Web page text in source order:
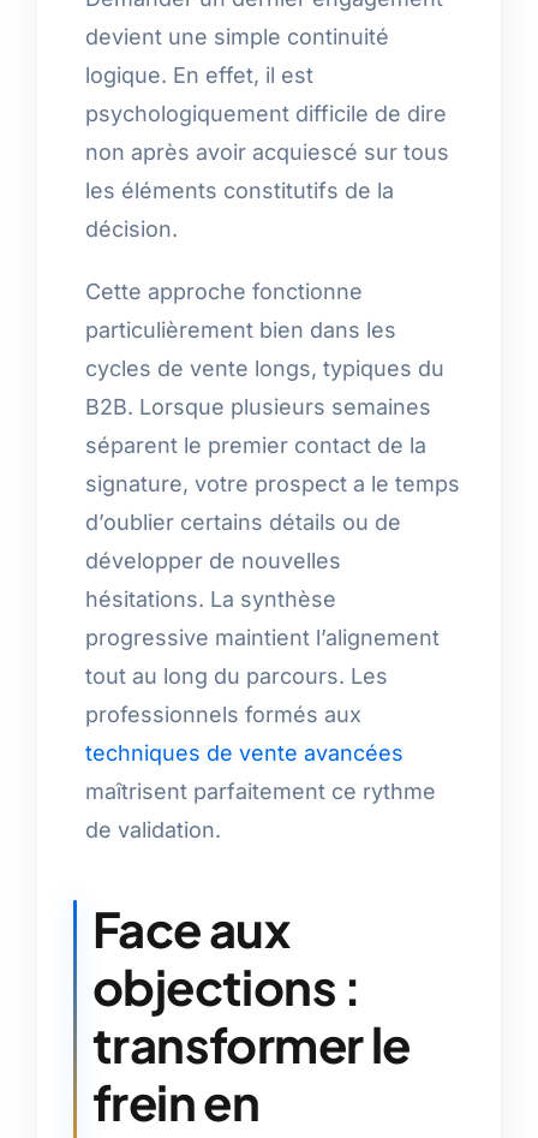
devient une simple continuité
logique. En effet, il est
psychologiquement difficile de dire
non après avoir acquiescé sur tous
les éléments constitutifs de la
décision.
Cette approche fonctionne
particulièrement bien dans les
cycles de vente longs, typiques du
B2B. Lorsque plusieurs semaines
séparent le premier contact de la
signature, votre prospect a le temps
d’oublier certains détails ou de
développer de nouvelles
hésitations. La synthèse
progressive maintient l’alignement
tout au long du parcours. Les
professionnels formés aux
techniques de vente avancées
maîtrisent parfaitement ce rythme
de validation.
Face aux
objections :
transformer le
frein en